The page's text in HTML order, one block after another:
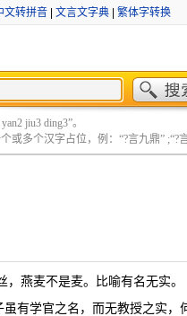
文转拼音| 文言文字典| 繁体字转换
jiu3 ding3”。
多个汉字占位，例：“?言九鼎” ;“?言
燕麦不是麦。比喻有名无实。
虽有学官之名，而无教授之实，